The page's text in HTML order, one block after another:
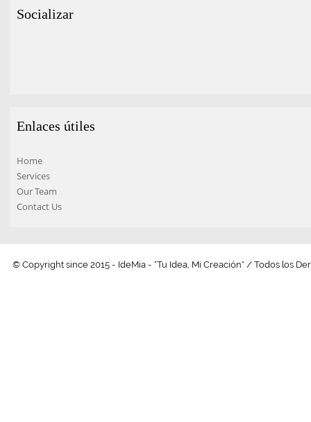
Socializar
Enlaces útiles
Home
Services
Our Team
Contact Us
© Copyright since 2015 - IdeMia - "Tu Idea, Mi Creación" / Todos los